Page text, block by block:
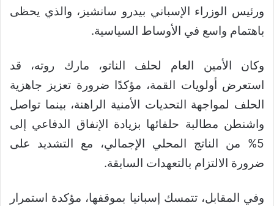
ورئيس الوزراء الإسباني بيدرو سانشيز، والذي يحظى
باهتمام واسع في الأوساط السياسية.
وكان الأمين العام لحلف الناتو، مارك روته، قد
استعرض أولويات القمة، مؤكدًا ضرورة تعزيز جاهزية
الحلف لمواجهة التحديات الأمنية الراهنة، بينما تواصل
واشنطن مطالبة حلفائها بزيادة الإنفاق الدفاعي إلى
5% من الناتج المحلي الإجمالي، مع التشديد على
ضرورة الالتزام بالتعهدات السابقة.
وفي المقابل، تتمسك إسبانيا بموقفها، مؤكدة استمرار